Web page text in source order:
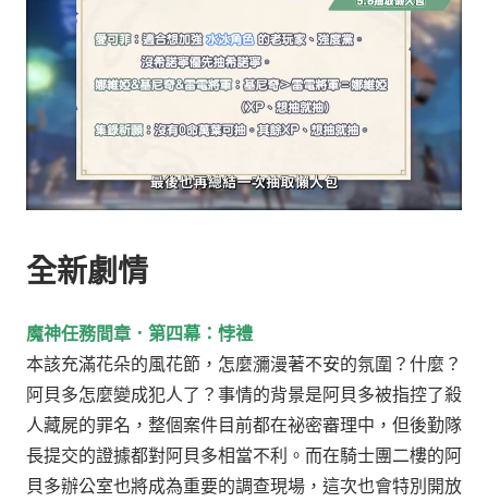
全新劇情
魔神任務間章．第四幕：悖禮
本該充滿花朵的風花節，怎麼瀰漫著不安的氛圍？什麼？
阿貝多怎麼變成犯人了？事情的背景是阿貝多被指控了殺
人藏屍的罪名，整個案件目前都在祕密審理中，但後勤隊
長提交的證據都對阿貝多相當不利。 而在騎士團二樓的阿
貝多辦公室也將成為重要的調查現場，這次也會特別開放